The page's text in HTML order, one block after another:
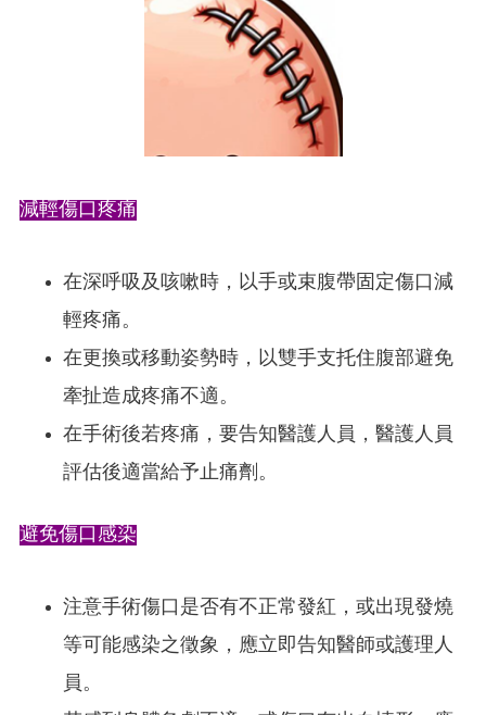
減輕傷口疼痛
在深呼吸及咳嗽時，以手或束腹帶固定傷口減
輕疼痛。
在更換或移動姿勢時，以雙手支托住腹部避免
牽扯造成疼痛不適。
在手術後若疼痛，要告知醫護人員，醫護人員
評估後適當給予止痛劑。
避免傷口感染
注意手術傷口是否有不正常發紅，或出現發燒
等可能感染之徵象，應立即告知醫師或護理人
員。